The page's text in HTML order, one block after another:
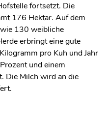
fortsetzt. Die
176 Hektar. Auf dem
130 weibliche
erbringt eine gute
pro Kuh und Jahr
und einem
Die Milch wird an die